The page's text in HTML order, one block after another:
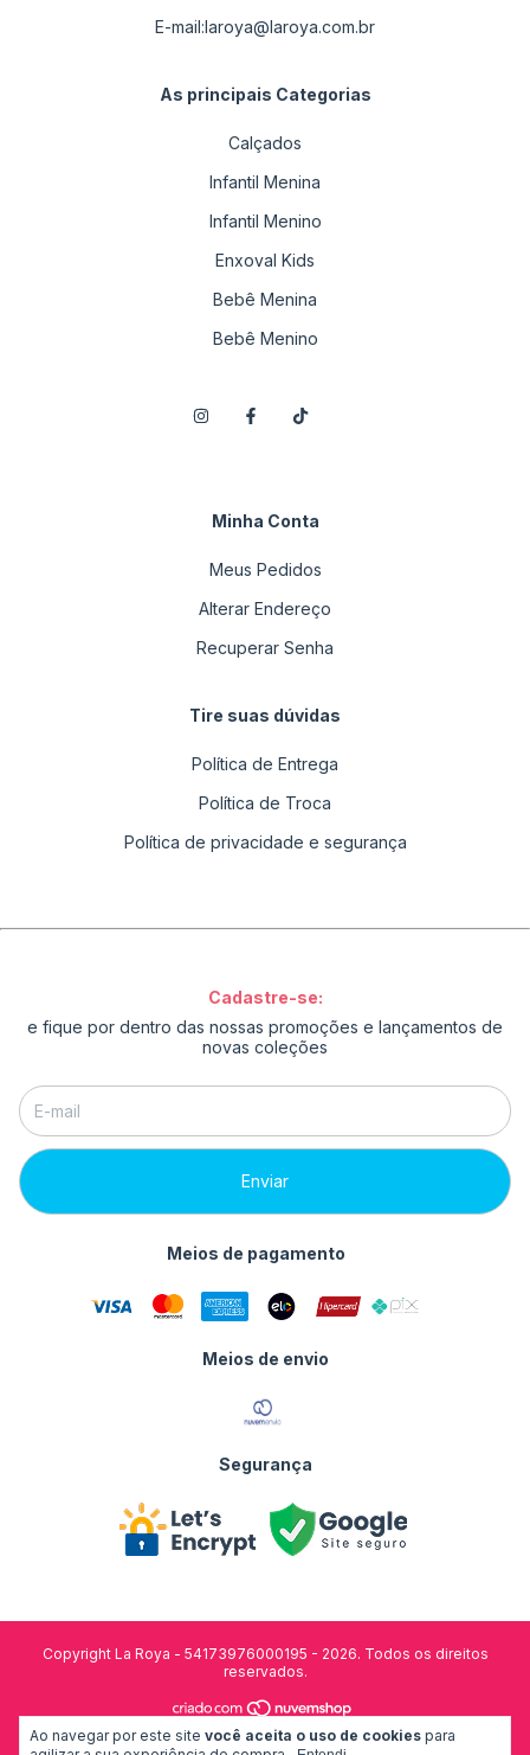
Ao navegar por este site você aceita o uso de cookies para
E-mail:laroya@laroya.com.br
As principais Categorias
Calçados
Infantil Menina
Infantil Menino
Enxoval Kids
Bebê Menina
Bebê Menino
Minha Conta
Meus Pedidos
Alterar Endereço
Recuperar Senha
Tire suas dúvidas
Política de Entrega
Política de Troca
Política de privacidade e segurança
Cadastre-se:
e fique por dentro das nossas promoções e lançamentos de
novas coleções
Meios de pagamento
Meios de envio
Segurança
Copyright La Roya - 54173976000195 - 2026. Todos os direitos
reservados.
desenvolvido por: